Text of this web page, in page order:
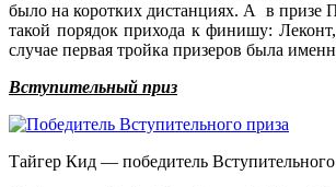
было на коротких дистанциях. А в призе
такой порядок прихода к финишу:
случае первая тройка призеров была
Вступительный приз
Тайгер Кид — победитель Вступительного